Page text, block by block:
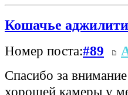
Кошачье
Номер поста:#89
Спасибо за внимание
хорошей камеры у